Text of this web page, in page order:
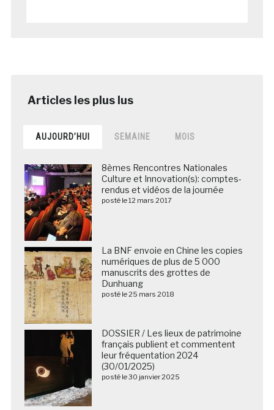
AUJOURD’HUI SEMAINE MOIS
8èmes Rencontres Nationales
Culture et Innovation(s): comptes-
rendus et vidéos de la journée
posté le 12 mars 2017
La BNF envoie en Chine les copies
numériques de plus de 5 000
manuscrits des grottes de
Dunhuang
posté le 25 mars 2018
DOSSIER / Les lieux de patrimoine
français publient et commentent
leur fréquentation 2024
(30/01/2025)
posté le 30 janvier 2025